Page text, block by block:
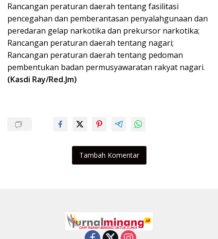
Rancangan peraturan daerah tentang fasilitasi
pencegahan dan pemberantasan penyalahgunaan dan
peredaran gelap narkotika dan prekursor narkotika;
Rancangan peraturan daerah tentang nagari;
Rancangan peraturan daerah tentang pedoman
pembentukan badan permusyawaratan rakyat nagari.
(Kasdi Ray/Red.Jm)
Tambah Komentar